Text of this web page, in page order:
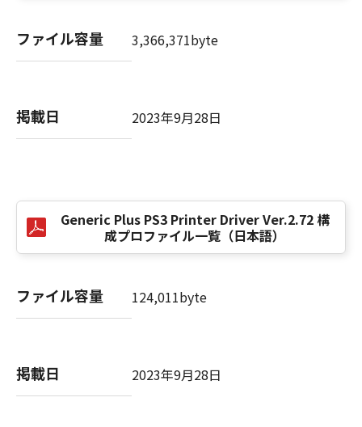
のとします。
(5) 上記にかかわらず、本契約書第2条、第4条
から第7条まで、第8条第4項および第10条の規
９．U.S. GOVERNMENT RESTRICTED RIGHTS
NOTICE
府エンドユーザーである場合、以下の規定が適
用されます：The SOFTWARE is a "commercial
item," as that term is defined at 48 C.F.R.
computer software documentation," as such
terms are used in 48 C.F.R. 12.212 (Sept 1995).
all U.S. Government End Users shall acquire
the SOFTWARE with only those rights set
ファイル容量 3,366,371byte
掲載日 2023年9月28日
Generic Plus PS3 Printer Driver Ver.2.72 構
成プロファイル一覧（日本語）
ファイル容量 124,011byte
掲載日 2023年9月28日